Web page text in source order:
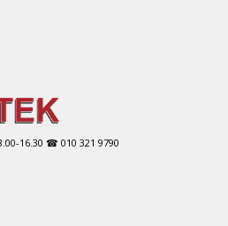
16.30 ☎ 010 321 9790